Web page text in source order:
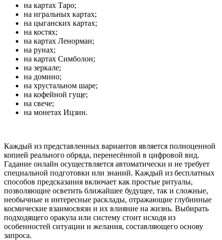
на картах Таро;
на игральных картах;
на цыганских картах;
на костях;
на картах Ленорман;
на рунах;
на картах Симболон;
на зеркале;
на домино;
на хрустальном шаре;
на кофейной гуще;
на свече;
на монетах Ицзин.
Каждый из представленных вариантов является полноценной
копией реального обряда, перенесённой в цифровой вид.
Гадание онлайн осуществляется автоматически и не требует
специальной подготовки или знаний. Каждый из бесплатных
способов предсказания включает как простые ритуалы,
позволяющие осветить ближайшее будущее, так и сложные,
необычные и интересные расклады, отражающие глубинные
космические взаимосвязи и их влияние на жизнь. Выбирать
подходящего оракула или систему стоит исходя из
особенностей ситуации и желания, составляющего основу
запроса.